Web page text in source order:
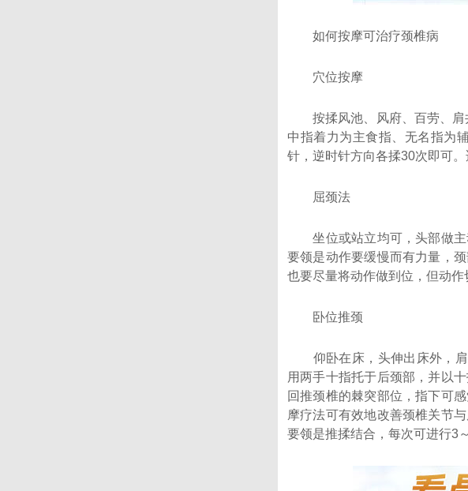
如何按摩可治疗颈椎病
穴位按摩
按揉风池、风府、百劳、肩
中指着力为主食指、无名指为
针，逆时针方向各揉30次即可。
屈颈法
坐位或站立均可，头部做主
要领是动作要缓慢而有力量，
也要尽量将动作做到位，但动作
卧位推颈
仰卧在床，头伸出床外，肩
用两手十指托于后颈部，并以
回推颈椎的棘突部位，指下可
摩疗法可有效地改善颈椎关节
要领是推揉结合，每次可进行3